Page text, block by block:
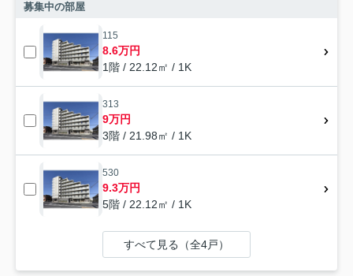
募集中の部屋
115
8.6万円
1階 / 22.12㎡ / 1K
313
9万円
3階 / 21.98㎡ / 1K
530
9.3万円
5階 / 22.12㎡ / 1K
すべて見る（全4戸）